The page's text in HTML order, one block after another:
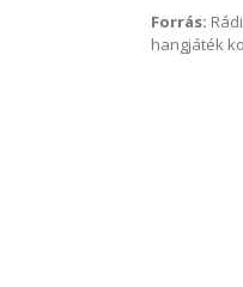
Forrás:
hangjáték